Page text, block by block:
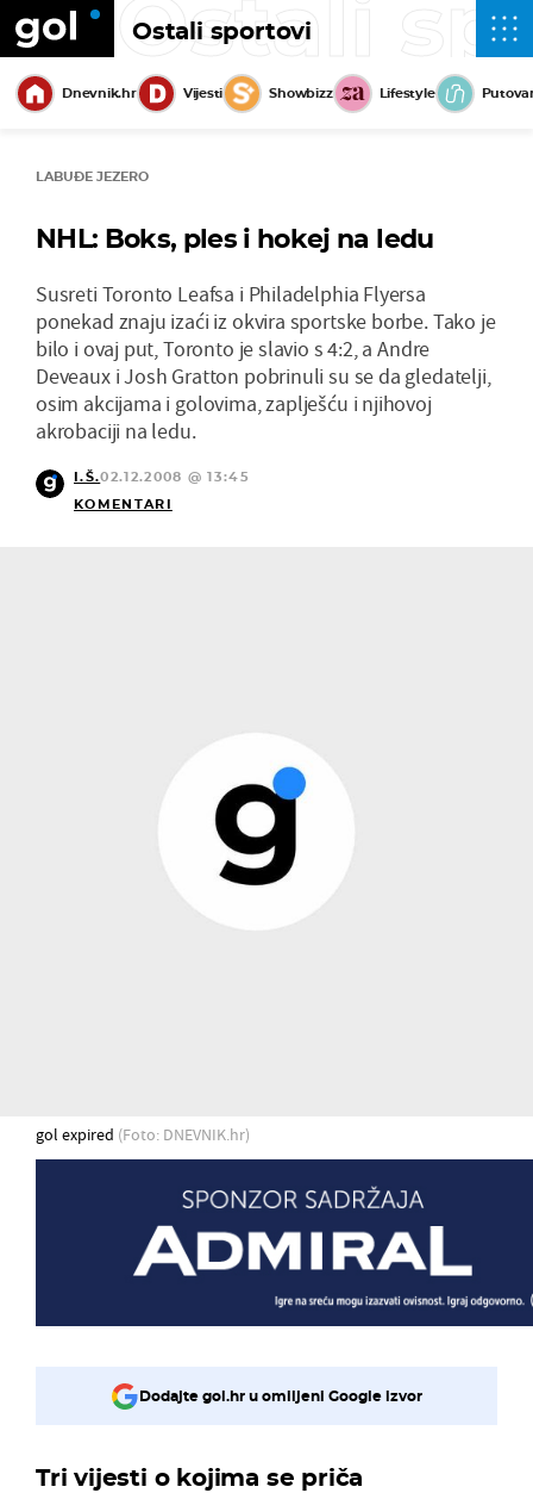
Ostali sportovi
Ostali
Dnevnik.hr Vijesti Showbizz Lifestyle
LABUĐE JEZERO
NHL: Boks, ples i hokej na ledu
Susreti Toronto Leafsa i Philadelphia Flyersa
ponekad znaju izaći iz okvira sportske borbe. Tako je
bilo i ovaj put, Toronto je slavio s 4:2, a Andre
Deveaux i Josh Gratton pobrinuli su se da gledatelji,
osim akcijama i golovima, zaplješću i njihovoj
akrobaciji na ledu.
I.Š.02.12.2008 @ 13:45
KOMENTARI
gol expired (Foto: DNEVNIK.hr)
Dodajte gol.hr u omiljeni Google izvor
Tri vijesti o kojima se priča